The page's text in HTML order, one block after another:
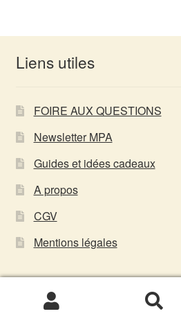
Liens utiles
FOIRE AUX QUESTIONS
Newsletter MPA
Guides et idées cadeaux
A propos
CGV
Mentions légales
Infos pratiques
Recherche
Recherche